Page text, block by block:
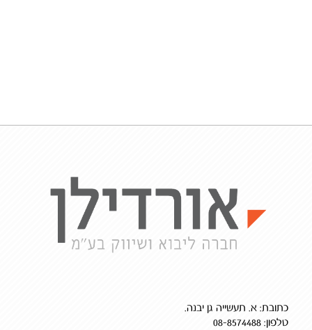
כתובת: א. תעשייה גן יבנה.
טלפון: 08-8574488